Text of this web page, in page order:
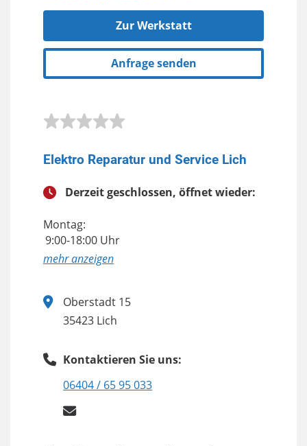
Zur Werkstatt
Anfrage senden
Elektro Reparatur und Service Lich
Derzeit geschlossen, öffnet wieder:
Montag:
9:00-18:00 Uhr
anzeigen
Oberstadt 15
35423 Lich
Kontaktieren Sie uns:
06404 / 65 95 033